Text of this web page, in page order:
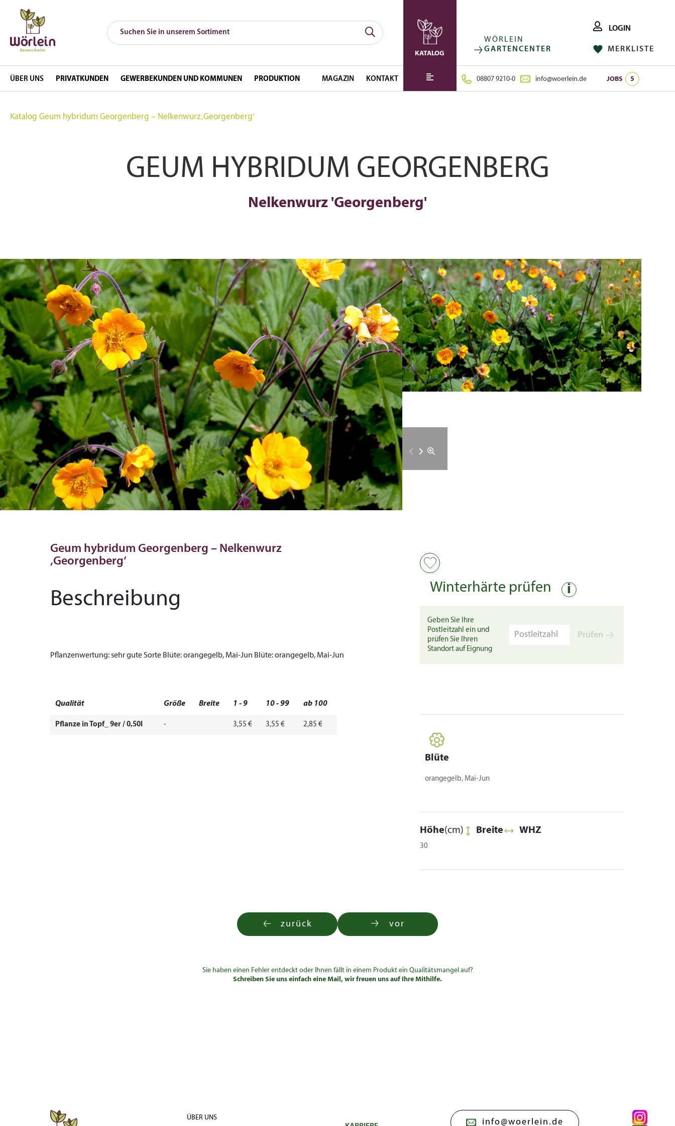
KATALOG
ÜBER UNS PRIVATKUNDEN GEWERBEKUNDEN UND KOMMUNEN PRODUKTION MAGAZIN KONTAKT
WÖRLEIN
GARTENCENTER
LOGIN
MERKLISTE
08807 9210-0 info@woerlein.de JOBS 5
FOLGE UNS AUF: INSTAGRAM FACEBOOK
Katalog Geum hybridum Georgenberg – Nelkenwurz ‚Georgenberg‘
GEUM HYBRIDUM GEORGENBERG
Nelkenwurz 'Georgenberg'
Geum hybridum Georgenberg – Nelkenwurz
‚Georgenberg‘
Beschreibung
Pflanzenwertung:sehr gute Sorte Blüte:orangegelb, Mai-Jun Blüte:orangegelb, Mai-Jun
Qualität Größe Breite 1 - 9 10 - 99 ab 100
Pflanze in Topf_ 9er / 0,50l - 3,55 € 3,55 € 2,85 €
Winterhärte prüfen i
Geben Sie Ihre
Postleitzahl ein und
prüfen Sie Ihren
Standort auf Eignung
Prüfen
Blüte
orangegelb, Mai-Jun
Höhe(cm)
30
Breite WHZ
zurück vor
Sie haben einen Fehler entdeckt oder Ihnen fällt in einem Produkt ein Qualitätsmangel auf?
Schreiben Sie uns einfach eine Mail, wir freuen uns auf Ihre Mithilfe.
ÜBER UNS info@woerlein.de